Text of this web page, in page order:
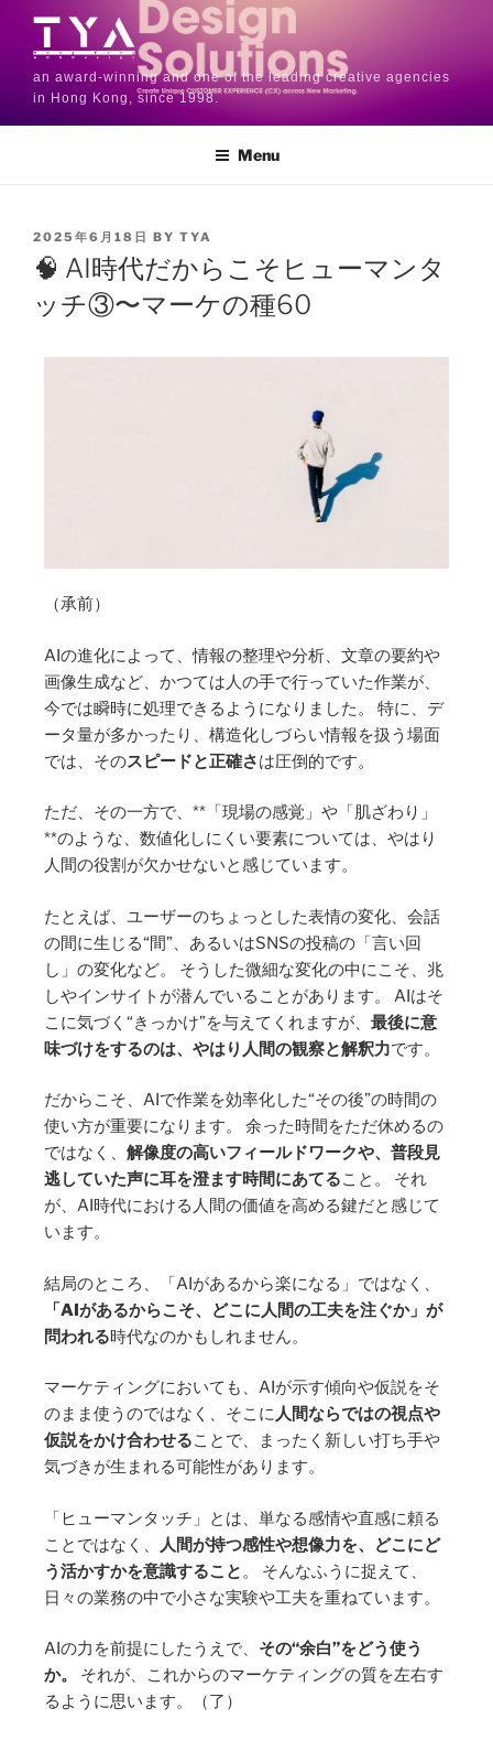
an award-winning and one of the leading creative agencies
in Hong Kong, since 1998.
Menu
2025年6月18日 BY TYA
🧠 AI時代だからこそヒューマンタ
ッチ③〜マーケの種60
（承前）
AIの進化によって、情報の整理や分析、文章の要約や
画像生成など、かつては人の手で行っていた作業が、
今では瞬時に処理できるようになりました。 特に、デ
ータ量が多かったり、構造化しづらい情報を扱う場面
では、そのスピードと正確さは圧倒的です。
ただ、その一方で、**「現場の感覚」や「肌ざわり」
**のような、数値化しにくい要素については、やはり
人間の役割が欠かせないと感じています。
たとえば、ユーザーのちょっとした表情の変化、会話
の間に生じる“間”、あるいはSNSの投稿の「言い回
し」の変化など。 そうした微細な変化の中にこそ、兆
しやインサイトが潜んでいることがあります。 AIはそ
こに気づく“きっかけ”を与えてくれますが、 最後に意
味づけをするのは、やはり人間の観察と解釈力です。
だからこそ、AIで作業を効率化した“その後”の時間の
使い方が重要になります。 余った時間をただ休めるの
ではなく、 解像度の高いフィールドワークや、普段見
逃していた声に耳を澄ます時間にあてること。 それ
が、AI時代における人間の価値を高める鍵だと感じて
います。
結局のところ、「AIがあるから楽になる」ではなく、
「AIがあるからこそ、どこに人間の工夫を注ぐか」が
問われる時代なのかもしれません。
マーケティングにおいても、AIが示す傾向や仮説をそ
のまま使うのではなく、そこに人間ならではの視点や
仮説をかけ合わせることで、まったく新しい打ち手や
気づきが生まれる可能性があります。
「ヒューマンタッチ」とは、単なる感情や直感に頼る
ことではなく、
人間が持つ感性や想像力を、どこにど
う活かすかを意識すること。 そんなふうに捉えて、
日々の業務の中で小さな実験や工夫を重ねています。
AIの力を前提にしたうえで、 その“余白”をどう使う
か。
それが、これからのマーケティングの質を左右す
るように思います。（了）